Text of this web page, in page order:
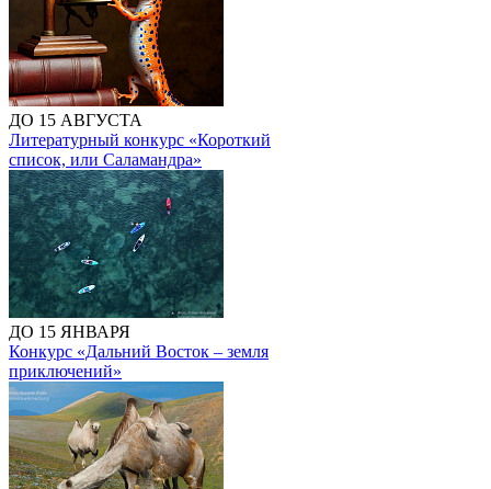
ДО 15 АВГУСТА
Литературный конкурс «Короткий
список, или Саламандра»
ДО 15 ЯНВАРЯ
Конкурс «Дальний Восток – земля
приключений»